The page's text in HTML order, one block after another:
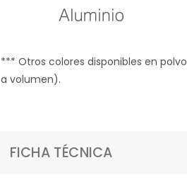
*** Otros colores disponibles en polvo
a volumen).
FICHA TÉCNICA